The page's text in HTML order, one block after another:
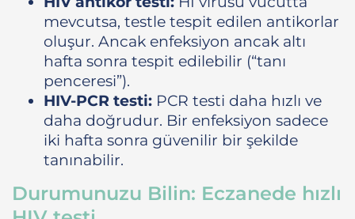
mevcutsa, testle tespit edilen antikorlar
oluşur. Ancak enfeksiyon ancak altı
hafta sonra tespit edilebilir (“tanı
penceresi”).
HIV-PCR testi: PCR testi daha hızlı ve
daha doğrudur. Bir enfeksiyon sadece
iki hafta sonra güvenilir bir şekilde
tanınabilir.
Durumunuzu Bilin: Eczanede hızlı